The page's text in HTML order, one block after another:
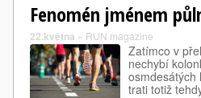
Fenomén jménem
22.května » RUN magazine
Zatímco v
nechybí
osmdesátých
trati totiž